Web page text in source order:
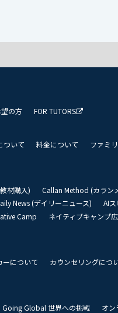
の方 FOR TUTORS
ついて 料金について
ファミ
材購入)
Callan Method (カラン
News (デイリーニュース)
AI
Camp ネイティブキャンプ
ーについて
カウンセリングにつ
Going Global 世界への挑戦 オン